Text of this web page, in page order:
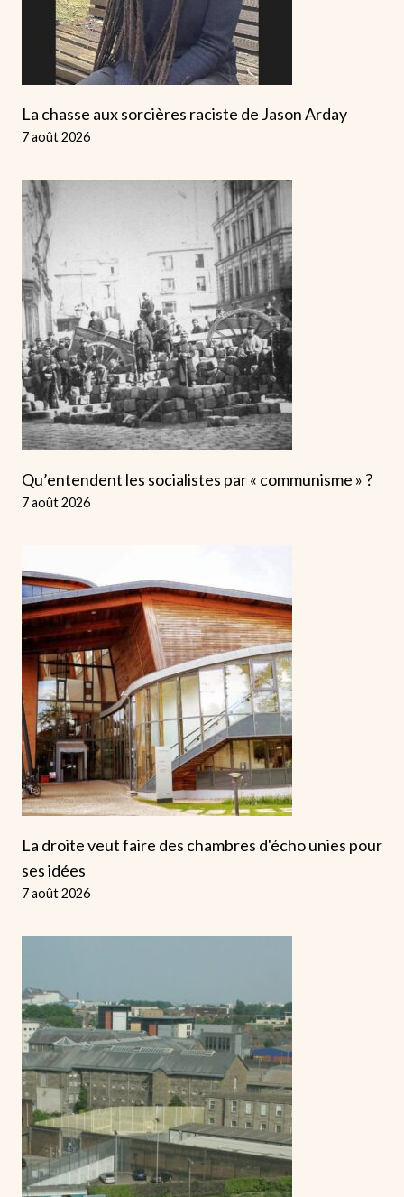
La chasse aux sorcières raciste de Jason Arday
7 août 2026
Qu’entendent les socialistes par « communisme » ?
7 août 2026
La droite veut faire des chambres d'écho unies pour
ses idées
7 août 2026